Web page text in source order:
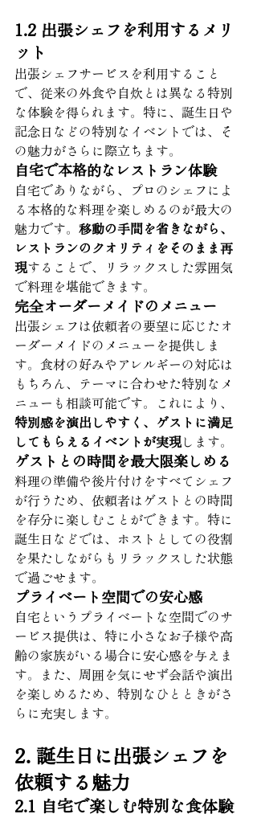
1.2 出張シェフを利用するメリ
ット
出張シェフサービスを利用すること
で、従来の外食や自炊とは異なる特別
な体験を得られます。特に、誕生日や
記念日などの特別なイベントでは、そ
の魅力がさらに際立ちます。
自宅で本格的なレストラン体験
自宅でありながら、プロのシェフによ
る本格的な料理を楽しめるのが最大の
魅力です。 移動の手間を省きながら、
レストランのクオリティをそのまま再
現することで、リラックスした雰囲気
で料理を堪能できます。
完全オーダーメイドのメニュー
出張シェフは依頼者の要望に応じたオ
ーダーメイドのメニューを提供しま
す。食材の好みやアレルギーの対応は
もちろん、テーマに合わせた特別なメ
ニューも相談可能です。これにより、
特別感を演出しやすく、ゲストに満足
してもらえるイベントが実現します。
ゲストとの時間を最大限楽しめる
料理の準備や後片付けをすべてシェフ
が行うため、依頼者はゲストとの時間
を存分に楽しむことができます。特に
誕生日などでは、ホストとしての役割
を果たしながらもリラックスした状態
で過ごせます。
プライベート空間での安心感
自宅というプライベートな空間でのサ
ービス提供は、特に小さなお子様や高
齢の家族がいる場合に安心感を与えま
す。また、周囲を気にせず会話や演出
を楽しめるため、特別なひとときがさ
らに充実します。
2. 誕生日に出張シェフを
依頼する魅力
2.1 自宅で楽しむ特別な食体験